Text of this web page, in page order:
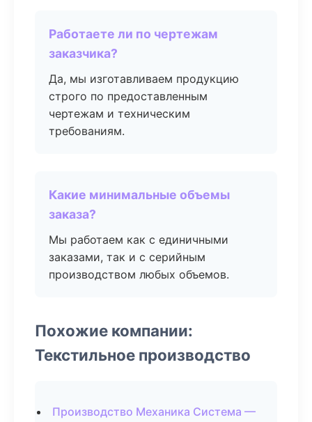
Работаете ли по чертежам
заказчика?
Да, мы изготавливаем продукцию
строго по предоставленным
чертежам и техническим
требованиям.
Какие минимальные объемы
заказа?
Мы работаем как с единичными
заказами, так и с серийным
производством любых объемов.
Похожие компании:
Текстильное производство
Производство Механика Система —